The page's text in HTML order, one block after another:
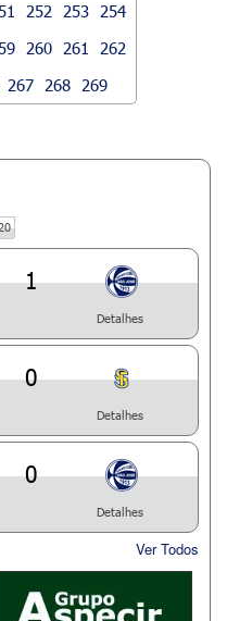
252 253
254
260 261
262
267 268 269
1
Detalhes
0
Detalhes
0
Detalhes
Ver Todos